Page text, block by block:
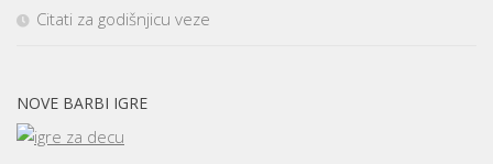
Citati za godišnjicu veze
NOVE BARBI IGRE